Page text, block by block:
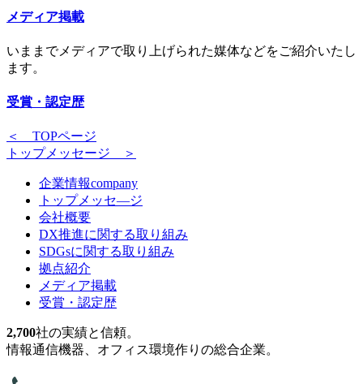
メディア掲載
いままでメディアで取り上げられた媒体などをご紹介いたし
ます。
受賞・認定歴
＜ TOPページ
トップメッセージ ＞
企業情報company
トップメッセ―ジ
会社概要
DX推進に関する取り組み
SDGsに関する取り組み
拠点紹介
メディア掲載
受賞・認定歴
2,700社の実績と信頼。
情報通信機器、オフィス環境作りの総合企業。